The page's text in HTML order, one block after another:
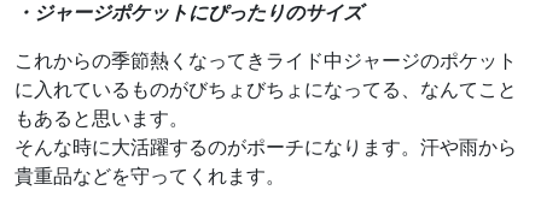
・ジャージポケットにぴったりのサイズ
これからの季節熱くなってきライド中ジャージのポケット
に入れているものがびちょびちょになってる、なんてこと
もあると思います。
そんな時に大活躍するのがポーチになります。汗や雨から
貴重品などを守ってくれます。